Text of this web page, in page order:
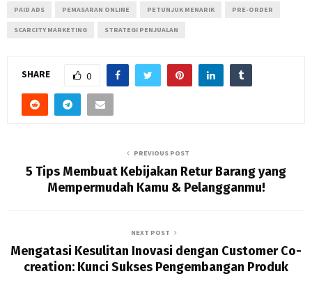
PAID ADS PEMASARAN ONLINE PETUNJUK MENARIK PRE-ORDER
SCARCITY MARKETING STRATEGI PENJUALAN
SHARE 0
PREVIOUS POST
5 Tips Membuat Kebijakan Retur Barang yang
Mempermudah Kamu & Pelangganmu!
NEXT POST
Mengatasi Kesulitan Inovasi dengan Customer Co-
creation: Kunci Sukses Pengembangan Produk